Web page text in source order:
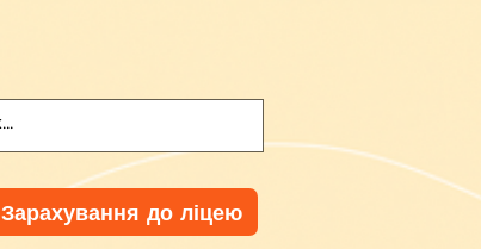
Зарахування до ліцею